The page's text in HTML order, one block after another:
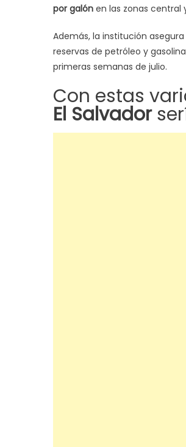
por galón en las zonas central
Además, la institución asegura
reservas de petróleo y
primeras semanas de julio.
Con estas
El Salvador